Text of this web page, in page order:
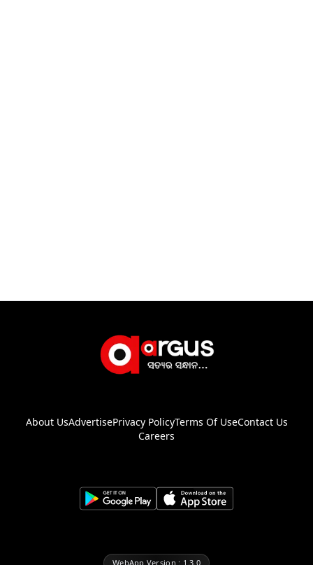
About UsAdvertisePrivacy PolicyTerms Of UseContact Us
Careers
WebApp Version : 1.3.0